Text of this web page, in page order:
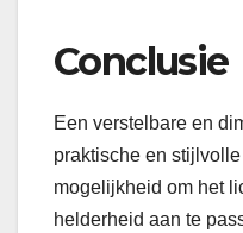
Conclusie
Een verstelbare en
praktische en
mogelijkheid om het
helderheid aan te